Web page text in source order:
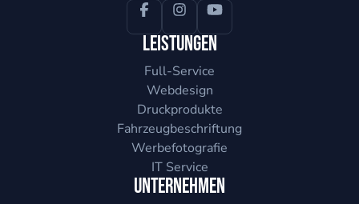
Leistungen
Full-Service
Webdesign
Druckprodukte
Fahrzeugbeschriftung
Werbefotografie
IT Service
Unternehmen